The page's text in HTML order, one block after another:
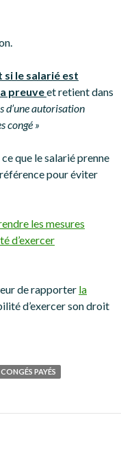
le salarié est
preuveet retient dans
d’une autorisation
congé »
que le salarié prenne
pour éviter
les mesures
d’exercer
de rapporter la
d’exercer son droit
CONGÉS PAYÉS